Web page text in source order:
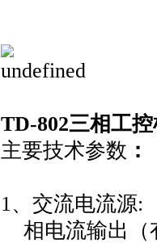
TD-802三相工
主要技术参数 ：
1、交流电流源:
相电流输出（